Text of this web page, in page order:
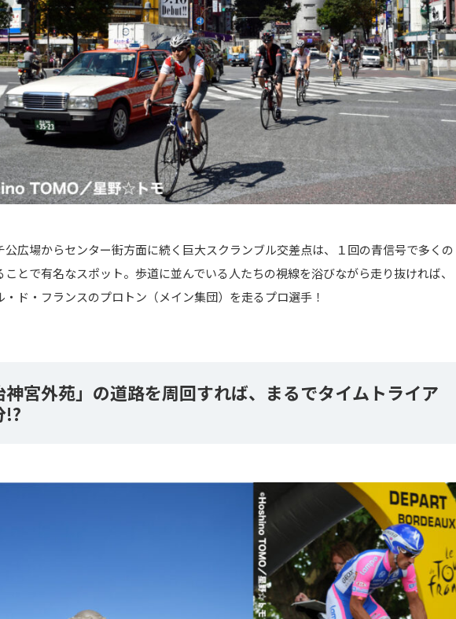
公広場からセンター街方面に続く巨大スクランブル交差点は、１回の青信号で多くの
ことで有名なスポット。歩道に並んでいる人たちの視線を浴びながら走り抜ければ、
・ド・フランスのプロトン（メイン集団）を走るプロ選手！
神宮外苑」の道路を周回すれば、まるでタイムトライア
!?